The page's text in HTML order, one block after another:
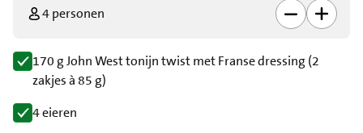
4 personen
170 g John West tonijn twist met Franse dressing (2
zakjes à 85 g)
4 eieren